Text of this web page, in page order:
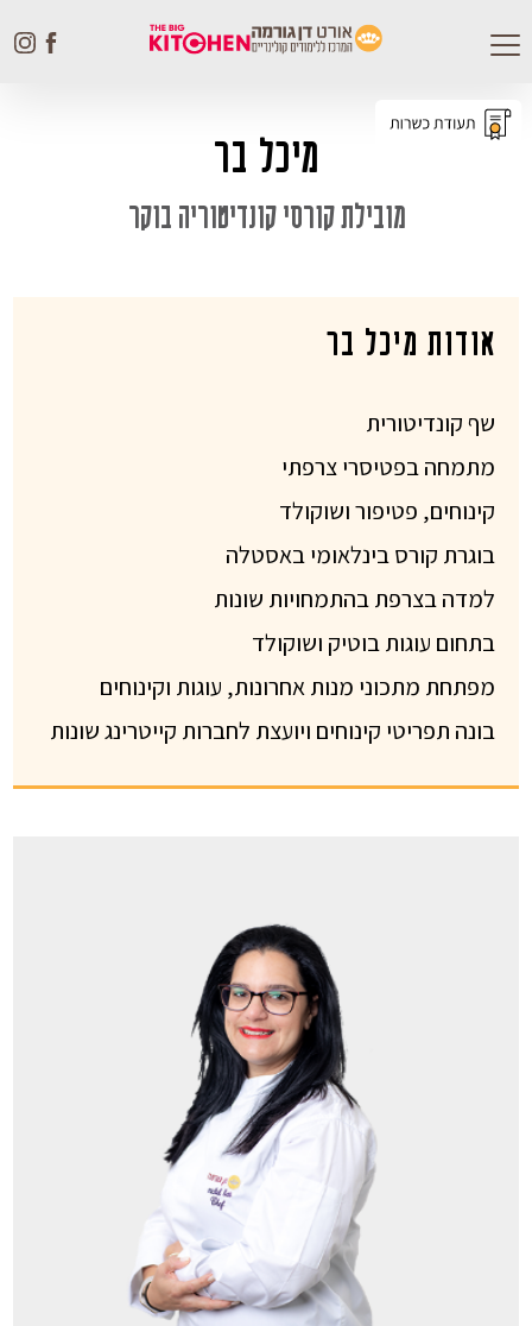
Toggle
מיכל בר
מובילת קורסי קונדיטוריה בוקר
אודות מיכל בר
שף קונדיטורית
מתמחה בפטיסרי צרפתי
קינוחים, פטיפור ושוקולד
בוגרת קורס בינלאומי באסטלה
למדה בצרפת בהתמחויות שונות
בתחום עוגות בוטיק ושוקולד
מפתחת מתכוני מנות אחרונות, עוגות וקינוחים
בונה תפריטי קינוחים ויועצת לחברות קייטרינג שונות